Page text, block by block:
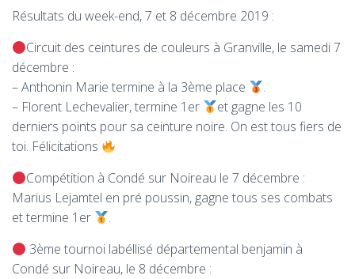
Résultats du week-end, 7 et 8 décembre 2019 :
Circuit des ceintures de couleurs à Granville, le samedi 7
décembre :
– Anthonin Marie termine à la 3ème place
.
– Florent Lechevalier, termine 1er
et gagne les 10
derniers points pour sa ceinture noire. On est tous fiers de
toi. Félicitations
Compétition à Condé sur Noireau le 7 décembre :
Marius Lejamtel en pré poussin, gagne tous ses combats
et termine 1er
.
3ème tournoi labéllisé départemental benjamin à
Condé sur Noireau, le 8 décembre :